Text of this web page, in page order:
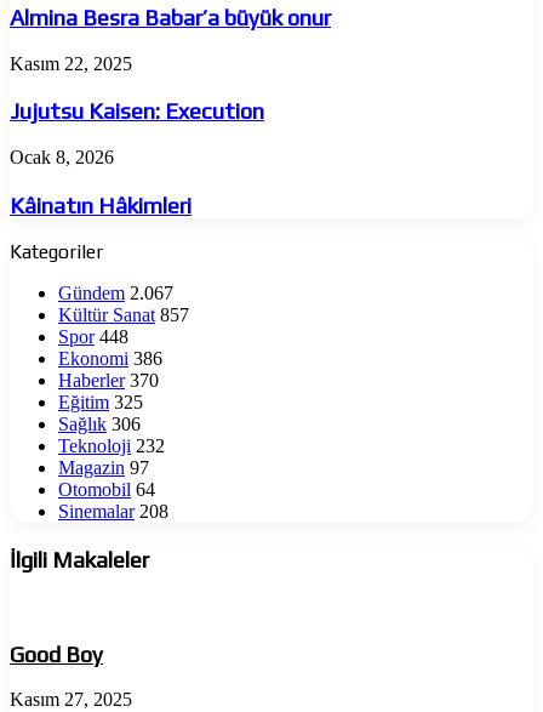
Babar’a
büyük
onur
Almina Besra Babar’a büyük onur
Jujutsu
Execution
Kasım 22, 2025
Jujutsu Kaisen: Execution
Kâinatın
Ocak 8, 2026
Kâinatın Hâkimleri
Kategoriler
Gündem 2.067
Kültür Sanat 857
Spor 448
Ekonomi 386
Haberler 370
Eğitim 325
Sağlık 306
Teknoloji 232
Magazin 97
Otomobil 64
Sinemalar 208
İlgili Makaleler
Good Boy
Kasım 27, 2025